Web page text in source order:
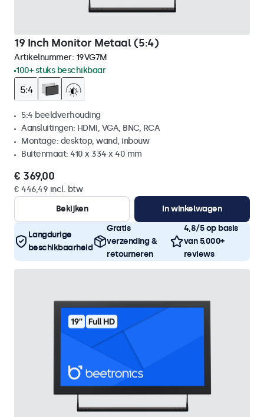
19 Inch Monitor Metaal (5:4)
Artikelnummer: 19VG7M
100+ stuks beschikbaar
5:4 beeldverhouding
Aansluitingen: HDMI, VGA, BNC, RCA
Montage: desktop, wand, inbouw
Buitenmaat: 410 x 334 x 40 mm
€ 369,00
€ 446,49 incl. btw
Bekijken
In winkelwagen
Langdurige
beschikbaarheid
Gratis
verzending &
retourneren
4,8/5 op basis
van 5.000+
reviews